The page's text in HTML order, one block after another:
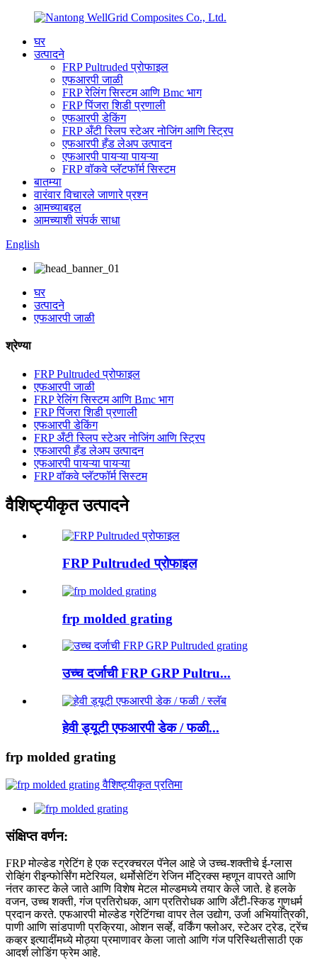
घर
उत्पादने
FRP Pultruded प्रोफाइल
एफआरपी जाळी
FRP रेलिंग सिस्टम आणि Bmc भाग
FRP पिंजरा शिडी प्रणाली
एफआरपी डेकिंग
FRP अँटी स्लिप स्टेअर नोजिंग आणि स्ट्रिप
एफआरपी हँड लेअप उत्पादन
एफआरपी पायऱ्या पायऱ्या
FRP वॉकवे प्लॅटफॉर्म सिस्टम
बातम्या
वारंवार विचारले जाणारे प्रश्न
आमच्याबद्दल
आमच्याशी संपर्क साधा
English
घर
उत्पादने
एफआरपी जाळी
श्रेण्या
FRP Pultruded प्रोफाइल
एफआरपी जाळी
FRP रेलिंग सिस्टम आणि Bmc भाग
FRP पिंजरा शिडी प्रणाली
एफआरपी डेकिंग
FRP अँटी स्लिप स्टेअर नोजिंग आणि स्ट्रिप
एफआरपी हँड लेअप उत्पादन
एफआरपी पायऱ्या पायऱ्या
FRP वॉकवे प्लॅटफॉर्म सिस्टम
वैशिष्ट्यीकृत उत्पादने
FRP Pultruded प्रोफाइल
frp molded grating
उच्च दर्जाची FRP GRP Pultru...
हेवी ड्यूटी एफआरपी डेक / फळी...
frp molded grating
संक्षिप्त वर्णन:
FRP मोल्डेड ग्रेटिंग हे एक स्ट्रक्चरल पॅनेल आहे जे उच्च-शक्तीचे ई-ग्लास
रोव्हिंग रीइन्फोर्सिंग मटेरियल, थर्मोसेटिंग रेजिन मॅट्रिक्स म्हणून वापरते आणि
नंतर कास्ट केले जाते आणि विशेष मेटल मोल्डमध्ये तयार केले जाते. हे हलके
वजन, उच्च शक्ती, गंज प्रतिरोधक, आग प्रतिरोधक आणि अँटी-स्किड गुणधर्म
प्रदान करते. एफआरपी मोल्डेड ग्रेटिंगचा वापर तेल उद्योग, उर्जा अभियांत्रिकी,
पाणी आणि सांडपाणी प्रक्रिया, ओशन सर्व्हे, वर्किंग फ्लोअर, स्टेअर ट्रेड, ट्रेंच
कव्हर इत्यादींमध्ये मोठ्या प्रमाणावर केला जातो आणि गंज परिस्थितीसाठी एक
आदर्श लोडिंग फ्रेम आहे.